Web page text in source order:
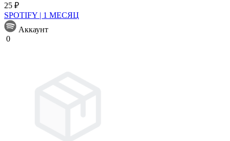
25 ₽
SPOTIFY | 1 МЕСЯЦ
Аккаунт
0